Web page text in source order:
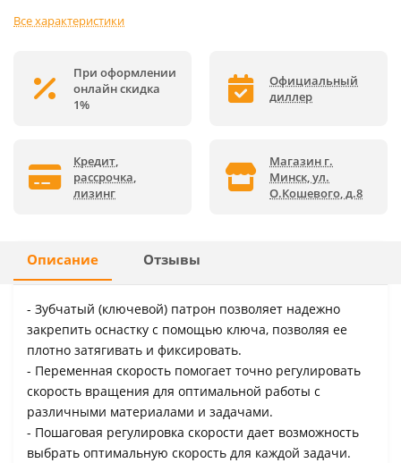
Все характеристики
При оформлении
онлайн скидка
1%
Официальный
диллер
Кредит,
рассрочка,
лизинг
Магазин г.
Минск, ул.
О.Кошевого, д.8
Описание Отзывы
- Зубчатый (ключевой) патрон позволяет надежно
закрепить оснастку с помощью ключа, позволяя ее
плотно затягивать и фиксировать.
- Переменная скорость помогает точно регулировать
скорость вращения для оптимальной работы с
различными материалами и задачами.
- Пошаговая регулировка скорости дает возможность
выбрать оптимальную скорость для каждой задачи.